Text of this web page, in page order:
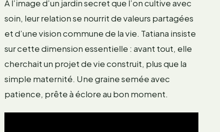
À l’image d’un jardin secret que l’on cultive avec
soin, leur relation se nourrit de valeurs partagées
et d’une vision commune de la vie. Tatiana insiste
sur cette dimension essentielle : avant tout, elle
cherchait un projet de vie construit, plus que la
simple maternité. Une graine semée avec
patience, prête à éclore au bon moment.